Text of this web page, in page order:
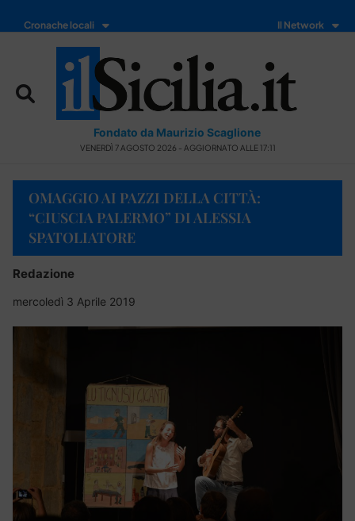
Cronache locali Il Network
Fondato da Maurizio Scaglione
VENERDÌ 7 AGOSTO 2026 - AGGIORNATO ALLE 17:11
OMAGGIO AI PAZZI DELLA CITTÀ:
“CIUSCIA PALERMO” DI ALESSIA
SPATOLIATORE
Redazione
mercoledì 3 Aprile 2019